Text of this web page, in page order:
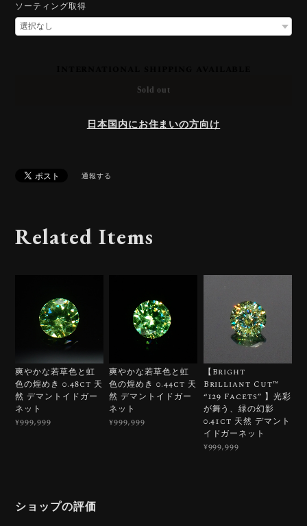
ソーティング取得
Sold out
日本国内にお住まいの方向け
通報する
Related Items
爽やかな若草色と虹
色の煌めき 0.48ct 天
然 デマントイドガー
ネット
¥999,999
爽やかな若草色と虹
色の煌めき 0.44ct 天
然 デマントイドガー
ネット
¥999,999
【Bright
Brilliant Cut™️
“129 Facets” 】光彩
が舞う、緑の幻影
0.41ct 天然 デマント
イドガーネット
¥999,999
ショップの評価